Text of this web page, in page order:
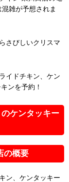
雑が予想されま
さびしいクリスマ
イドチキン、ケン
ンを予約！
ケンタッキー
の概要
ン、ケンタッキー